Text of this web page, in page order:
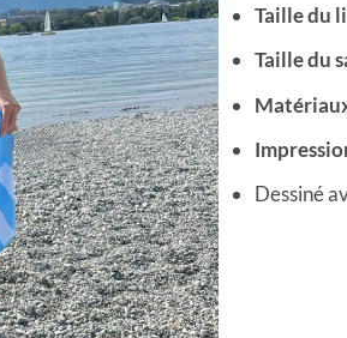
Taille du
Taille du
Dessiné